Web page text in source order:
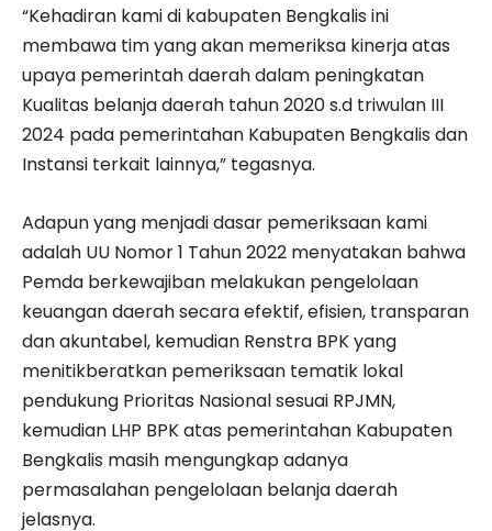
“Kehadiran kami di kabupaten Bengkalis ini
membawa tim yang akan memeriksa kinerja atas
upaya pemerintah daerah dalam peningkatan
Kualitas belanja daerah tahun 2020 s.d triwulan III
2024 pada pemerintahan Kabupaten Bengkalis dan
Instansi terkait lainnya,” tegasnya.
Adapun yang menjadi dasar pemeriksaan kami
adalah UU Nomor 1 Tahun 2022 menyatakan bahwa
Pemda berkewajiban melakukan pengelolaan
keuangan daerah secara efektif, efisien, transparan
dan akuntabel, kemudian Renstra BPK yang
menitikberatkan pemeriksaan tematik lokal
pendukung Prioritas Nasional sesuai RPJMN,
kemudian LHP BPK atas pemerintahan Kabupaten
Bengkalis masih mengungkap adanya
permasalahan pengelolaan belanja daerah
jelasnya.